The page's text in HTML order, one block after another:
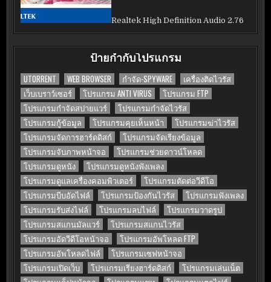
Realtek High Definition Audio 2.76
ป้ายกำกับโปรแกรม
UTORRENT WEB BROWSER กำจัด-SPYWARE
เครื่องติดไวรัส
เว็บเบราว์เซอร์
โปรแกรม ANTI VIRUS
โปรแกรม FTP
โปรแกรมกำจัดสปายแวร์
โปรแกรมกำจัดไวรัส
โปรแกรมกู้ข้อมูล
โปรแกรมคุยเห็นหน้า
โปรแกรมฆ่าไวรัส
โปรแกรมจัดการฮาร์ดดิสก์
โปรแกรมจัดเรียงข้อมูล
โปรแกรมจับภาพหน้าจอ
โปรแกรมช่วยดาวน์โหลด
โปรแกรมดูหนัง
โปรแกรมดูหนังฟังเพลง
โปรแกรมดูแลเครื่องคอมพิวเตอร์
โปรแกรมตัดต่อวีดีโอ
โปรแกรมบีบอัดไฟล์
โปรแกรมป้องกันไวรัส
โปรแกรมฟังเพลง
โปรแกรมรับส่งไฟล์
โปรแกรมลบไฟล์
โปรแกรมวาดรูป
โปรแกรมสแกนมัลแวร์
โปรแกรมสแกนไวรัส
โปรแกรมอัดวีดีโอหน้าจอ
โปรแกรมอัพโหลด FTP
โปรแกรมอัพโหลดไฟล์
โปรแกรมเซฟหน้าจอ
โปรแกรมเปิดเว็บ
โปรแกรมเรียงฮาร์ดดิสก์
โปรแกรมเล่นเน็ต